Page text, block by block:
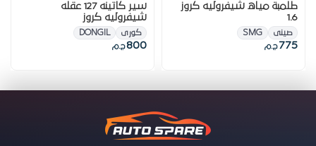
طلمبة مياه شيفروليه كروز
1.6
صينى SMG
775 ج.م
سير كاتينه 127 عقله
شيفروليه كروز
كورى DONGIL
800ج.م